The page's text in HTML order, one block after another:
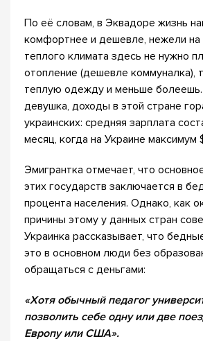
По её словам, в Эквадоре жизнь
комфортнее и дешевле, нежели на
теплого климата здесь не нужно
отопление (дешевле коммуналка),
теплую одежду и меньше болеешь.
девушка, доходы в этой стране
украинских: средняя зарплата
месяц, когда на Украине максимум
Эмигрантка отмечает, что
этих государств заключается в
процента населения. Однако, как
причины этому у данных стран
Украинка рассказывает, что
это в основном люди без
обращаться с деньгами:
«Хотя обычный педагог
позволить себе одну или две
Европу или США».